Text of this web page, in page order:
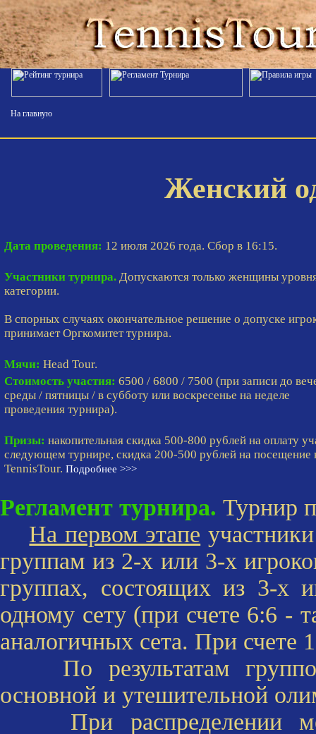
На главную
Женский
Дата проведения: 12 июля 2026 года. Сбор в 16:15.
Участники турнира. Допускаются только женщины
категории.
В спорных случаях окончательное решение о допуске
принимает Оргкомитет турнира.
Мячи: Head Tour.
Стоимость участия: 6500 / 6800 / 7500 (при записи до
среды / пятницы / в субботу или воскресенье на неделе
проведения турнира).
Призы: накопительная скидка 500-800 рублей на оплату
следующем турнире, скидка 200-500 рублей на посещение
TennisTour. Подробнее >>>
Регламент турнира. Турнир
На первом этапе
группам из 2-х или 3-х
группах, состоящих из 3-х
одному сету (при счете 6:6 -
аналогичных сета. При счете
По результатам
основной и утешительной
При распределении